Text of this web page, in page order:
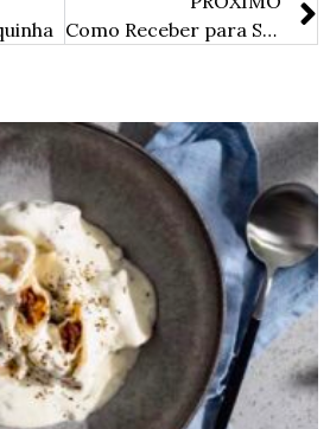
Como Receber para Sopas